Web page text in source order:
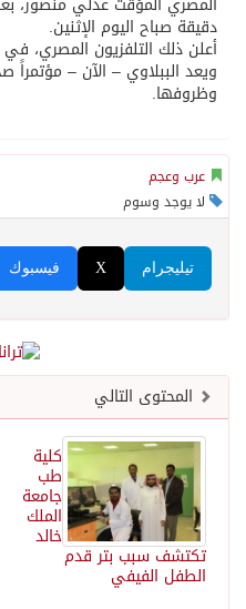
دقيقة صباح اليوم الإثنين.
أعلن ذلك التلفزيون المصري،
ويعد الببلاوي – الآن – مؤتمراً
وظروفها.
عرب وعجم
لا يوجد وسوم
فيسبوك X تيليجرام
المحتوى التالي
كلية
طب
جامعة
الملك
خالد
تكتشف سبب بتر قدم
الطفل الفيفي